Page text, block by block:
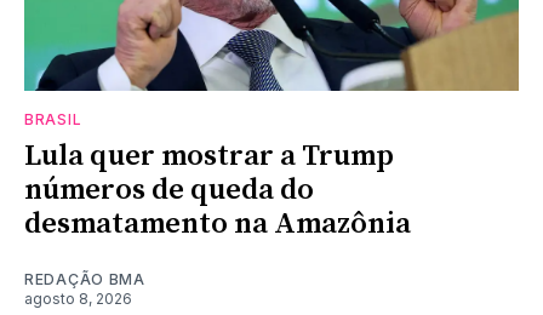
BRASIL
Lula quer mostrar a Trump
números de queda do
desmatamento na Amazônia
REDAÇÃO BMA
agosto 8, 2026